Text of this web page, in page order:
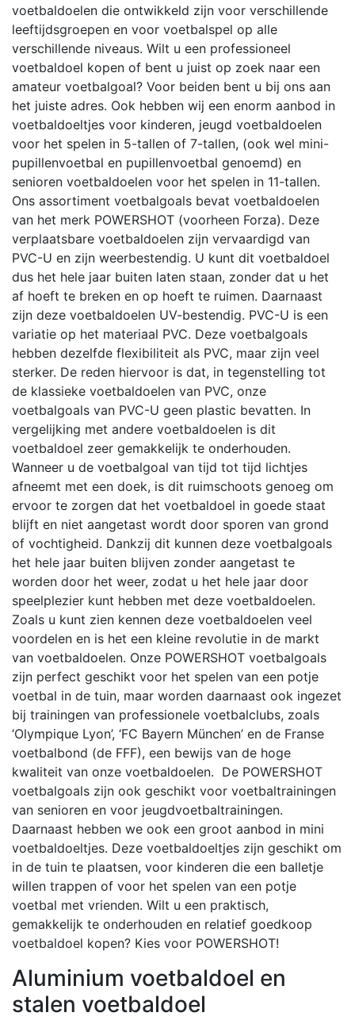
voetbaldoelen die ontwikkeld zijn voor verschillende
leeftijdsgroepen en voor voetbalspel op alle
verschillende niveaus. Wilt u een professioneel
voetbaldoel kopen of bent u juist op zoek naar een
amateur voetbalgoal? Voor beiden bent u bij ons aan
het juiste adres. Ook hebben wij een enorm aanbod in
voetbaldoeltjes voor kinderen, jeugd voetbaldoelen
voor het spelen in 5-tallen of 7-tallen, (ook wel mini-
pupillenvoetbal en pupillenvoetbal genoemd) en
senioren voetbaldoelen voor het spelen in 11-tallen.
Ons assortiment voetbalgoals bevat voetbaldoelen
van het merk POWERSHOT (voorheen Forza). Deze
verplaatsbare voetbaldoelen zijn vervaardigd van
PVC-U en zijn weerbestendig. U kunt dit voetbaldoel
dus het hele jaar buiten laten staan, zonder dat u het
af hoeft te breken en op hoeft te ruimen. Daarnaast
zijn deze voetbaldoelen UV-bestendig. PVC-U is een
variatie op het materiaal PVC. Deze voetbalgoals
hebben dezelfde flexibiliteit als PVC, maar zijn veel
sterker. De reden hiervoor is dat, in tegenstelling tot
de klassieke voetbaldoelen van PVC, onze
voetbalgoals van PVC-U geen plastic bevatten. In
vergelijking met andere voetbaldoelen is dit
voetbaldoel zeer gemakkelijk te onderhouden.
Wanneer u de voetbalgoal van tijd tot tijd lichtjes
afneemt met een doek, is dit ruimschoots genoeg om
ervoor te zorgen dat het voetbaldoel in goede staat
blijft en niet aangetast wordt door sporen van grond
of vochtigheid. Dankzij dit kunnen deze voetbalgoals
het hele jaar buiten blijven zonder aangetast te
worden door het weer, zodat u het hele jaar door
speelplezier kunt hebben met deze voetbaldoelen.
Zoals u kunt zien kennen deze voetbaldoelen veel
voordelen en is het een kleine revolutie in de markt
van voetbaldoelen. Onze POWERSHOT voetbalgoals
zijn perfect geschikt voor het spelen van een potje
voetbal in de tuin, maar worden daarnaast ook ingezet
bij trainingen van professionele voetbalclubs, zoals
‘Olympique Lyon’, ‘FC Bayern München’ en de Franse
voetbalbond (de FFF), een bewijs van de hoge
kwaliteit van onze voetbaldoelen. De POWERSHOT
voetbalgoals zijn ook geschikt voor voetbaltrainingen
van senioren en voor jeugdvoetbaltrainingen.
Daarnaast hebben we ook een groot aanbod in mini
voetbaldoeltjes. Deze voetbaldoeltjes zijn geschikt om
in de tuin te plaatsen, voor kinderen die een balletje
willen trappen of voor het spelen van een potje
voetbal met vrienden. Wilt u een praktisch,
gemakkelijk te onderhouden en relatief goedkoop
voetbaldoel kopen? Kies voor POWERSHOT!
Aluminium voetbaldoel en
stalen voetbaldoel